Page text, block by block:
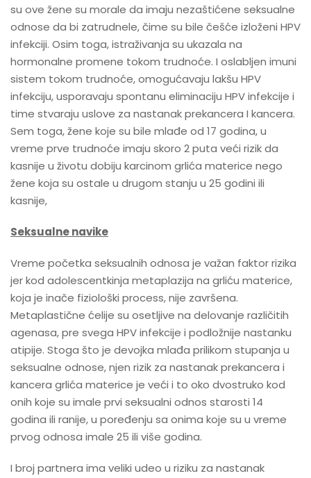
su ove žene su morale da imaju nezaštićene seksualne
odnose da bi zatrudnele, čime su bile češće izloženi HPV
infekciji. Osim toga, istraživanja su ukazala na
hormonalne promene tokom trudnoće. I oslabljen imuni
sistem tokom trudnoće, omogućavaju lakšu HPV
infekciju, usporavaju spontanu eliminaciju HPV infekcije i
time stvaraju uslove za nastanak prekancera I kancera.
Sem toga, žene koje su bile mlađe od 17 godina, u
vreme prve trudnoće imaju skoro 2 puta veći rizik da
kasnije u životu dobiju karcinom grlića materice nego
žene koja su ostale u drugom stanju u 25 godini ili
kasnije,
Seksualne navike
Vreme početka seksualnih odnosa je važan faktor rizika
jer kod adolescentkinja metaplazija na grliću materice,
koja je inače fiziološki process, nije završena.
Metaplastične ćelije su osetljive na delovanje različitih
agenasa, pre svega HPV infekcije i podložnije nastanku
atipije. Stoga što je devojka mlađa prilikom stupanja u
seksualne odnose, njen rizik za nastanak prekancera i
kancera grlića materice je veći i to oko dvostruko kod
onih koje su imale prvi seksualni odnos starosti 14
godina ili ranije, u poređenju sa onima koje su u vreme
prvog odnosa imale 25 ili više godina.
I broj partnera ima veliki udeo u riziku za nastanak